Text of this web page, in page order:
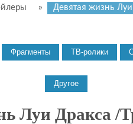
» Девятая жизнь
Луи Дракса /